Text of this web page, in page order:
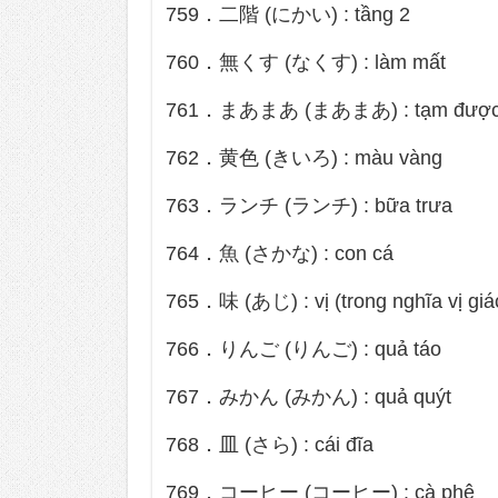
759．二階 (にかい) : tầng 2
760．無くす (なくす) : làm mất
761．まあまあ (まあまあ) : tạm
762．黄色 (きいろ) : màu vàng
763．ランチ (ランチ) : bữa trưa
764．魚 (さかな) : con cá
765．味 (あじ) : vị (trong nghĩa vị
766．りんご (りんご) : quả táo
767．みかん (みかん) : quả quýt
768．皿 (さら) : cái đĩa
769．コーヒー (コーヒー) : cà phê